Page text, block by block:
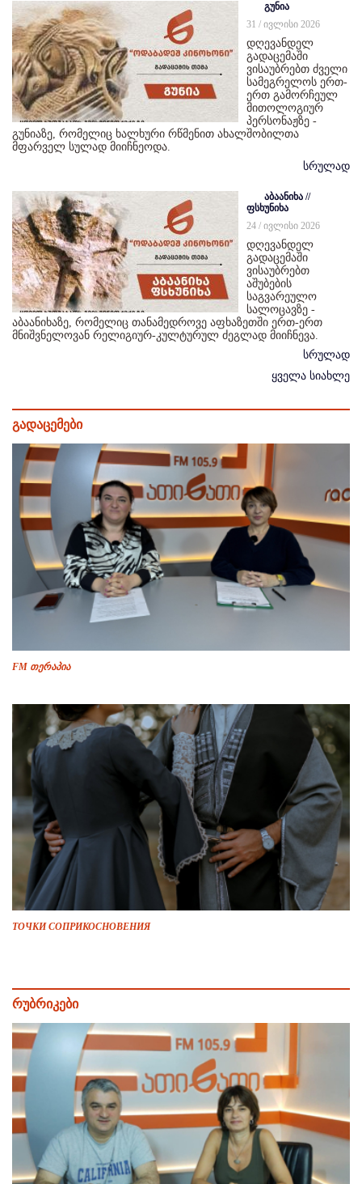
გუნია
31 / ივლისი 2026
დღევანდელ
გადაცემაში
ვისაუბრებთ ძველი
სამეგრელოს ერთ-
ერთ გამორჩეულ
მითოლოგიურ
პერსონაჟზე -
გუნიაზე, რომელიც ხალხური რწმენით ახალშობილთა
მფარველ სულად მიიჩნეოდა.
სრულად
აბაანიხა //
ფსხუნიხა
24 / ივლისი 2026
დღევანდელ
გადაცემაში
ვისაუბრებთ
აშუბების
საგვარეულო
სალოცავზე -
აბაანიხაზე, რომელიც თანამედროვე აფხაზეთში ერთ-ერთ
მნიშვნელოვან რელიგიურ-კულტურულ ძეგლად მიიჩნევა.
სრულად
ყველა სიახლე
გადაცემები
FM თერაპია
ТОЧКИ СОПРИКОСНОВЕНИЯ
რუბრიკები